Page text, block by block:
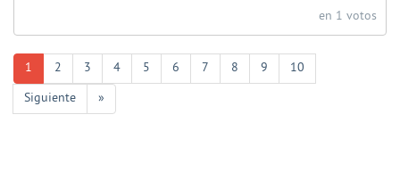
en 1 votos
1 2 3 4 5 6 7 8 9
10
Siguiente
»